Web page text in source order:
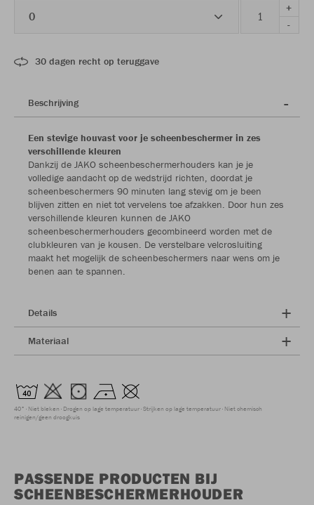
0
+
-
30 dagen recht op teruggave
Beschrijving
Een stevige houvast voor je scheenbeschermer in zes
verschillende kleuren
Dankzij de JAKO scheenbeschermerhouders kan je je
volledige aandacht op de wedstrijd richten, doordat je
scheenbeschermers 90 minuten lang stevig om je been
blijven zitten en niet tot vervelens toe afzakken. Door hun zes
verschillende kleuren kunnen de JAKO
scheenbeschermerhouders gecombineerd worden met de
clubkleuren van je kousen. De verstelbare velcrosluiting
maakt het mogelijk de scheenbeschermers naar wens om je
benen aan te spannen.
Details
Materiaal
40° Niet bleken Drogen op lage temperatuur Strijken op lage temperatuur Niet chemisch
reinigen/geen droogkuis
PASSENDE PRODUCTEN BIJ
SCHEENBESCHERMERHOUDER